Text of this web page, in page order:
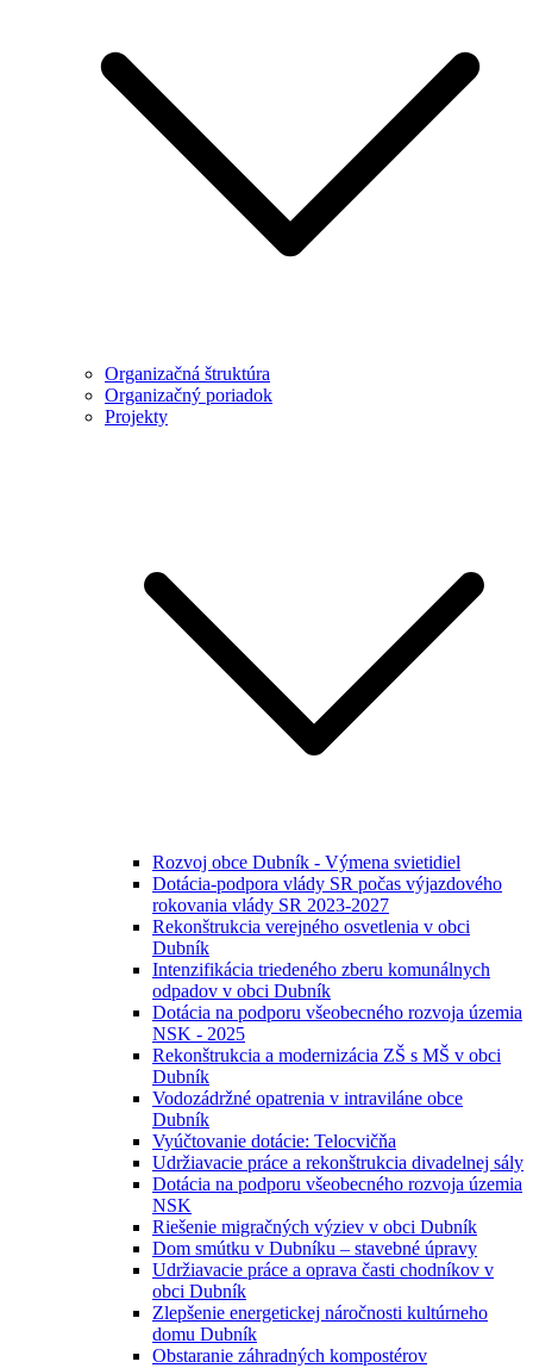
Organizačná štruktúra
Organizačný poriadok
Projekty
Rozvoj obce Dubník - Výmena svietidiel
Dotácia-podpora vlády SR počas výjazdového
rokovania vlády SR 2023-2027
Rekonštrukcia verejného osvetlenia v obci
Dubník
Intenzifikácia triedeného zberu komunálnych
odpadov v obci Dubník
Dotácia na podporu všeobecného rozvoja územia
NSK - 2025
Rekonštrukcia a modernizácia ZŠ s MŠ v obci
Dubník
Vodozádržné opatrenia v intraviláne obce
Dubník
Vyúčtovanie dotácie: Telocvičňa
Udržiavacie práce a rekonštrukcia divadelnej sály
Dotácia na podporu všeobecného rozvoja územia
NSK
Riešenie migračných výziev v obci Dubník
Dom smútku v Dubníku – stavebné úpravy
Udržiavacie práce a oprava časti chodníkov v
obci Dubník
Zlepšenie energetickej náročnosti kultúrneho
domu Dubník
Obstaranie záhradných kompostérov